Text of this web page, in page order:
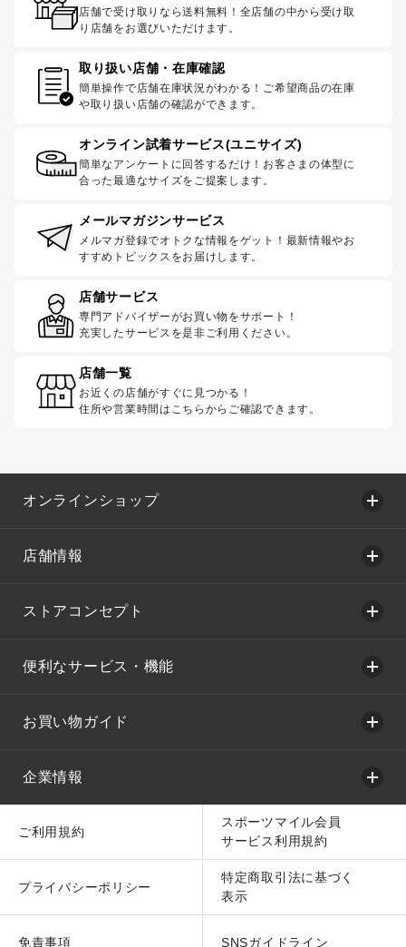
店舗で受け取りなら送料無料！全店舗の中から受け取
り店舗をお選びいただけます。
取り扱い店舗・在庫確認
簡単操作で店舗在庫状況がわかる！ご希望商品の在庫
や取り扱い店舗の確認ができます。
オンライン試着サービス(ユニサイズ)
簡単なアンケートに回答するだけ！お客さまの体型に
合った最適なサイズをご提案します。
メールマガジンサービス
メルマガ登録でオトクな情報をゲット！最新情報やお
すすめトピックスをお届けします。
店舗サービス
専門アドバイザーがお買い物をサポート！
充実したサービスを是非ご利用ください。
店舗一覧
お近くの店舗がすぐに見つかる！
住所や営業時間はこちらからご確認できます。
オンラインショップ
店舗情報
ストアコンセプト
便利なサービス・機能
お買い物ガイド
企業情報
ご利用規約
スポーツマイル会員
サービス利用規約
プライバシーポリシー
特定商取引法に基づく
表示
免責事項 SNSガイドライン